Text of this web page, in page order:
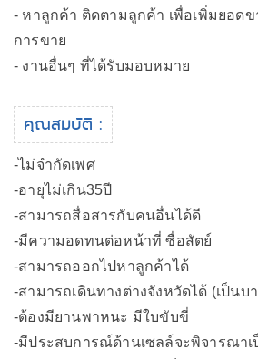
- หาลูกค้า ติดตามลูกค้า เพื่อเพิ่มยอดข
การขาย
- งานอื่นๆ ที่ได้รับมอบหมาย
คุณสมบัติ :
-ไม่จำกัดเพศ
-อายุไม่เกิน35ปี
-สามารถสื่อสารกับคนอื่นได้ดี
-มีความอดทนต่อหน้าที่ ซื่อสัตย์
-สามารถออกไปหาลูกค้าได้
-สามารถเดินทางต่างจังหวัดได้ (เป็นบ
-ต้องมียานพาหนะ มีใบขับขี่
-มีประสบการณ์ด้านเซลล์จะพิจารณาเ